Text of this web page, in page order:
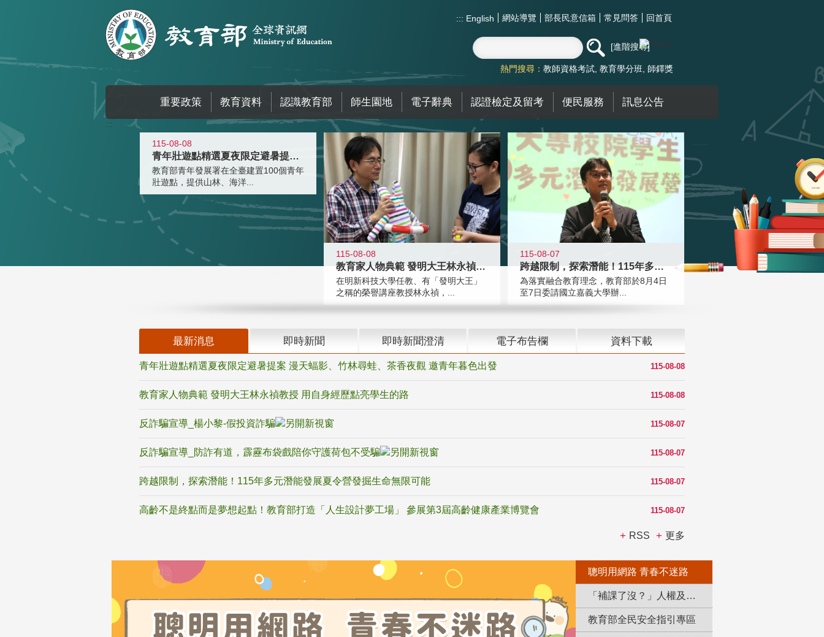
::: English 網站導覽 部長民意信箱 常見問答 回首頁
進階搜尋
熱門搜尋： 教師資格考試 教育學分班 師鐸獎
重要政策 教育資料 認識教育部 師生園地 電子辭典 認證檢定及留考 便民服務 訊息公告
:::
115-08-08
青年壯遊點精選夏夜限定避暑提案 漫
教育部青年發展署在全臺建置100個青年
壯遊點，提供山林、海洋...
115-08-08
教育家人物典範 發明大王林永禎教授
在明新科技大學任教、有「發明大王」
之稱的榮譽講座教授林永禎，...
115-08-07
跨越限制，探索潛能！115年多元潛
為落實融合教育理念，教育部於8月4日
至7日委請國立嘉義大學辦...
最新消息 即時新聞 即時新聞澄清 電子布告欄 資料下載
115-08-08
青年壯遊點精選夏夜限定避暑提案 漫天蝠影、竹林尋蛙、茶香夜觀 邀青年暮色出發
115-08-08
教育家人物典範 發明大王林永禎教授 用自身經歷點亮學生的路
115-08-07
反詐騙宣導_楊小黎-假投資詐騙
115-08-07
反詐騙宣導_防詐有道，霹靂布袋戲陪你守護荷包不受騙
115-08-07
跨越限制，探索潛能！115年多元潛能發展夏令營發掘生命無限可能
115-08-07
高齡不是終點而是夢想起點！教育部打造「人生設計夢工場」 參展第3屆高齡健康產業博覽會
RSS 更多
聰明用網路 青春不迷路
「補課了沒？」人權及轉型正義教育專區
教育部全民安全指引專區